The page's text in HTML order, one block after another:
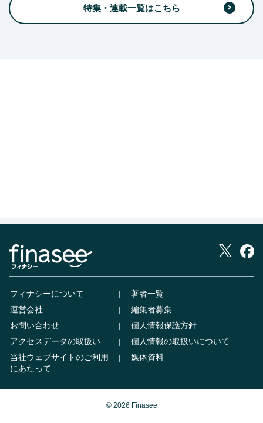
特集・連載一覧はこちら
フィナシーについて
著者一覧
運営会社
編集者募集
お問い合わせ
個人情報保護方針
アクセスデータの取扱い
個人情報の取扱いについて
当社ウェブサイトのご利用
にあたって
媒体資料
© 2026 Finasee